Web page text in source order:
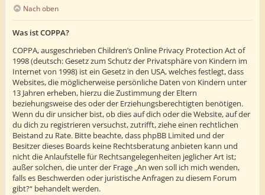
Nach oben
Was ist COPPA?
COPPA, ausgeschrieben Children’s Online Privacy Protection Act of
1998 (deutsch: Gesetz zum Schutz der Privatsphäre von Kindern im
Internet von 1998) ist ein Gesetz in den USA, welches festlegt, dass
Websites, die möglicherweise persönliche Daten von Kindern unter
13 Jahren erheben, hierzu die Zustimmung der Eltern
beziehungsweise des oder der Erziehungsberechtigten benötigen.
Wenn du dir unsicher bist, ob dies auf dich oder die Website, auf der
du dich zu registrieren versuchst, zutrifft, ziehe einen rechtlichen
Beistand zu Rate. Bitte beachte, dass phpBB Limited und der
Besitzer dieses Boards keine Rechtsberatung anbieten kann und
nicht die Anlaufstelle für Rechtsangelegenheiten jeglicher Art ist;
außer solchen, die unter der Frage „An wen soll ich mich wenden,
falls es Beschwerden oder juristische Anfragen zu diesem Forum
gibt?“ behandelt werden.